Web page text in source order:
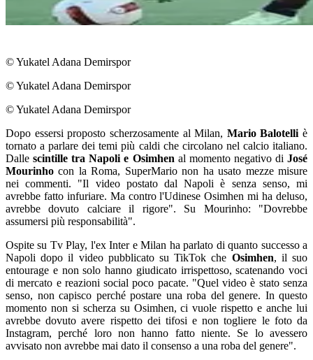
© Yukatel Adana Demirspor
© Yukatel Adana Demirspor
© Yukatel Adana Demirspor
Dopo essersi proposto scherzosamente al Milan, Mario Balotelli è
tornato a parlare dei temi più caldi che circolano nel calcio italiano.
Dallescintille tra Napoli e Osimhen al momento negativo diJosé
Mourinho con la Roma, SuperMario non ha usato mezze misure
nei commenti. "Il video postato dal Napoli è senza senso, mi
avrebbe fatto infuriare. Ma contro l'Udinese Osimhen mi ha deluso,
avrebbe dovuto calciare il rigore". Su Mourinho: "Dovrebbe
assumersi più responsabilità".
Ospite su Tv Play, l'ex Inter e Milan ha parlato di quanto successo a
Napoli dopo il video pubblicato su TikTok che Osimhen, il suo
entourage e non solo hanno giudicato irrispettoso, scatenando voci
di mercato e reazioni social poco pacate. "Quel video è stato senza
senso, non capisco perché postare una roba del genere. In questo
momento non si scherza su Osimhen, ci vuole rispetto e anche lui
avrebbe dovuto avere rispetto dei tifosi e non togliere le foto da
Instagram, perché loro non hanno fatto niente. Se lo avessero
avvisato non avrebbe mai dato il consenso a una roba del genere".